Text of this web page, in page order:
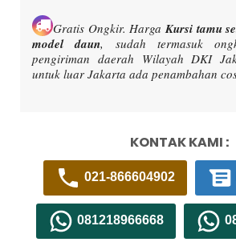
Gratis Ongkir.HargaKursi tamu
model daun, sudah termasuk
pengiriman daerah Wilayah DKI
untuk luar Jakarta ada penambahan
KONTAK KAMI :
021-866604902
081218966668